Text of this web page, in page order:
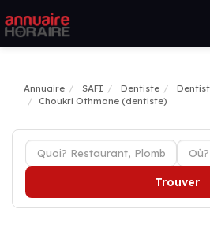
Annuaire SAFI Dentiste
Choukri Othmane (dentiste)
Trouver